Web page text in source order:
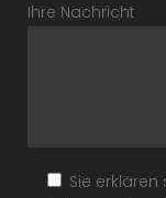
Ihre Nachricht
Sie